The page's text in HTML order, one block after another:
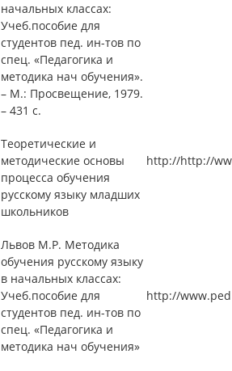
начальных классах:
Учеб.пособие для
студентов пед. ин-тов по
спец. «Педагогика и
методика нач обучения».
– М.: Просвещение, 1979.
– 431 с.
Теоретические и
методические основы
процесса обучения
русскому языку младших
школьников
http://http://
Львов М.Р. Методика
обучения русскому языку
в начальных классах:
Учеб.пособие для
студентов пед. ин-тов по
спец. «Педагогика и
методика нач обучения»
http://